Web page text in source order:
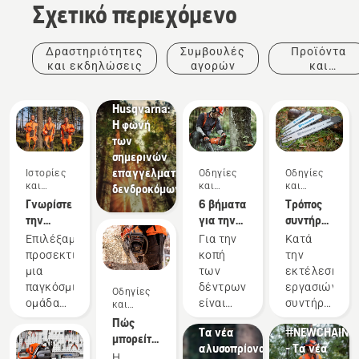
Σχετικό περιεχόμενο
Δραστηριότητες
και εκδηλώσεις
Συμβουλές
αγορών
Προϊόντα
και
Ιστορίες
και
έμπνευση
Γνωρίστε
την
ομάδα Η
της
Husqvarna,
τους πιο
απαιτητικούς
μας
Επιλέξαμε
προσεκτικά
μια
παγκόσμια
ομάδα
διακεκριμένους
πρεσβευτές
Ιστορίες
έμπνευση
Tree
Talks
Husqvarna:
Η φωνή
των
σημερινών
επαγγελματιών
δενδροκόμων
Οδηγίες
και
οδηγοί
Πώς
μπορείτε
να
Οδηγίες
και
οδηγοί
6 βήματα
για την
επιτυχή
κοπή
δέντρων
Για την
κοπή
των
δέντρων,
είναι
να
χρησιμοποιούνται
Προϊόντα
και
Τα νέα
αλυσοπρίονα
Οδηγίες
και
οδηγοί
Τρόπος
συντήρησης
λάμας
αλυσοπρίονου
Κατά
την
εκτέλεση
εργασιών
συντήρησης
αλυσοπρίονο,
θα
Προϊόντα
και
- Τα νέα